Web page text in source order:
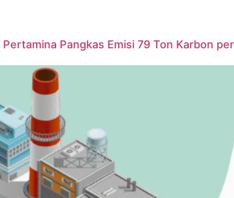
Pangkas Emisi 79 Ton Karbon